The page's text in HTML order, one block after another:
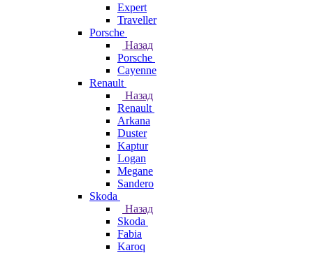
Expert
Traveller
Porsche
Назад
Porsche
Cayenne
Renault
Назад
Renault
Arkana
Duster
Kaptur
Logan
Megane
Sandero
Skoda
Назад
Skoda
Fabia
Karoq